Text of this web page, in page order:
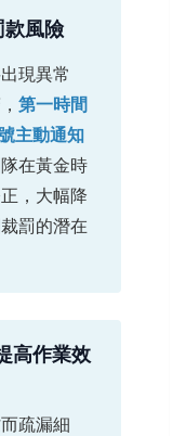
款風險
現異常
第一時間
主動通知
在黃金時
，大幅降
罰的潛在
高作業效
疏漏細